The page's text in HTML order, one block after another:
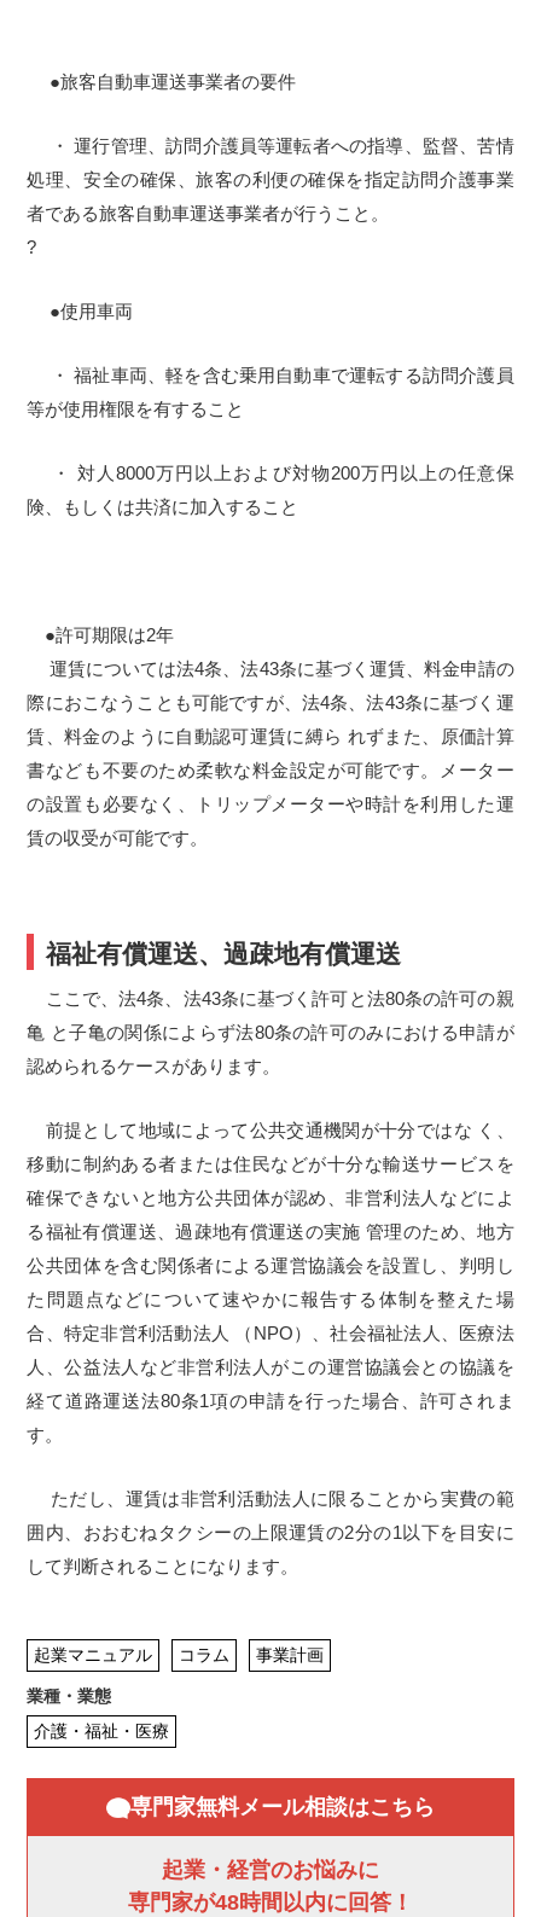
●旅客自動車運送事業者の要件
・ 運行管理、訪問介護員等運転者への指導、監督、苦情
処理、安全の確保、旅客の利便の確保を指定訪問介護事業
者である旅客自動車運送事業者が行うこと。
?
●使用車両
・ 福祉車両、軽を含む乗用自動車で運転する訪問介護員
等が使用権限を有すること
・ 対人8000万円以上および対物200万円以上の任意保
険、もしくは共済に加入すること
●許可期限は2年
運賃については法4条、法43条に基づく運賃、料金申請の
際におこなうことも可能ですが、法4条、法43条に基づく運
賃、料金のように自動認可運賃に縛ら れずまた、原価計算
書なども不要のため柔軟な料金設定が可能です。メーター
の設置も必要なく、トリップメーターや時計を利用した運
賃の収受が可能です。
福祉有償運送、過疎地有償運送
ここで、法4条、法43条に基づく許可と法80条の許可の親
亀 と子亀の関係によらず法80条の許可のみにおける申請が
認められるケースがあります。
前提として地域によって公共交通機関が十分ではな く、
移動に制約ある者または住民などが十分な輸送サービスを
確保できないと地方公共団体が認め、非営利法人などによ
る福祉有償運送、過疎地有償運送の実施 管理のため、地方
公共団体を含む関係者による運営協議会を設置し、判明し
た問題点などについて速やかに報告する体制を整えた場
合、特定非営利活動法人 （NPO）、社会福祉法人、医療法
人、公益法人など非営利法人がこの運営協議会との協議を
経て道路運送法80条1項の申請を行った場合、許可されま
す。
ただし、運賃は非営利活動法人に限ることから実費の範
囲内、おおむねタクシーの上限運賃の2分の1以下を目安に
して判断されることになります。
起業マニュアル コラム 事業計画
業種・業態
介護・福祉・医療
専門家無料メール相談はこちら
起業・経営のお悩みに
専門家が48時間以内に回答！